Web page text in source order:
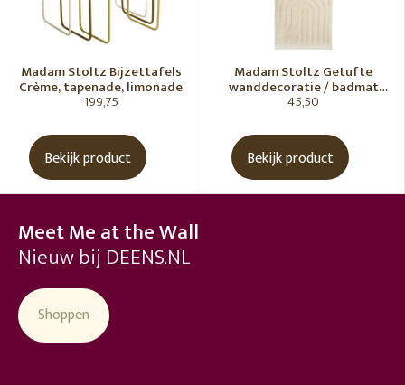
Madam Stoltz Bijzettafels
Crème, tapenade, limonade
199,75
Bekijk product
Madam Stoltz Getufte
wanddecoratie / badmat
Vanille
45,50
Bekijk product
Meet Me at the Wall
Nieuw bij DEENS.NL
Shoppen